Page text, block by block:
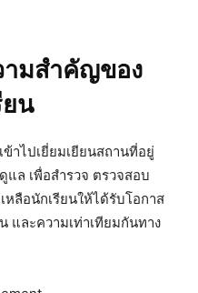
มสำคัญของ
ยน
าไปเยี่ยมเยียนสถานที่อยู่
ล เพื่อสำรวจ ตรวจสอบ
หลือนักเรียนให้ได้รับโอกาส
และความเท่าเทียมกันทาง